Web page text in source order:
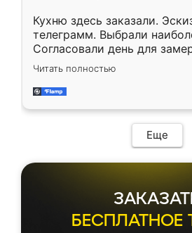
Кухню здесь заказали.
телеграмм. Выбрали
Согласовали день для
недели кухня была уже
довольны работой. Спасибо
мебель за качественную
Читать полностью
Еще
БЕСПЛАТНОЕ